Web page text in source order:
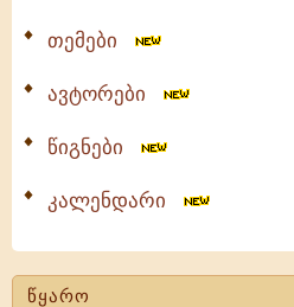
თემები
ავტორები
წიგნები
კალენდარი
წყარო